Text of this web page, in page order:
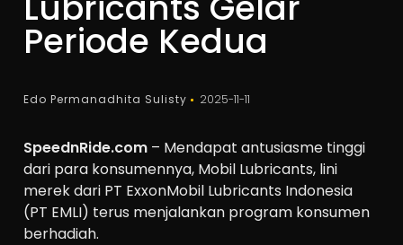
Periode Kedua
Edo Permanadhita Sulisty 2025-11-11
SpeednRide.com – Mendapat antusiasme tinggi
dari para konsumennya, Mobil Lubricants, lini
merek dari PT ExxonMobil Lubricants Indonesia
(PT EMLI) terus menjalankan program konsumen
berhadiah.